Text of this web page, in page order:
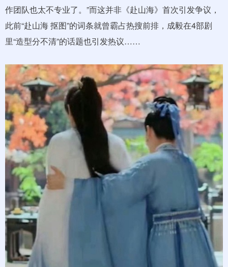
作团队也太不专业了。”而这并非《赴山海》首次引发争议，
此前“赴山海 抠图”的词条就曾霸占热搜前排，成毅在4部剧
里“造型分不清”的话题也引发热议……